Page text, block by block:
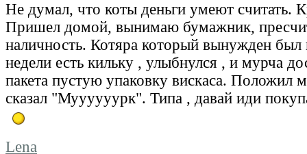
Не думал, что коты деньги умеют считать.
Пришел домой, вынимаю бумажник,
наличность. Котяра который вынужден был
недели есть кильку , улыбнулся , и мурча
пакета пустую упаковку вискаса. Положил
сказал "Муууууурк". Типа , давай иди
Lena